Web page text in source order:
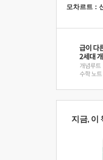
모차르트 :
지금, 이